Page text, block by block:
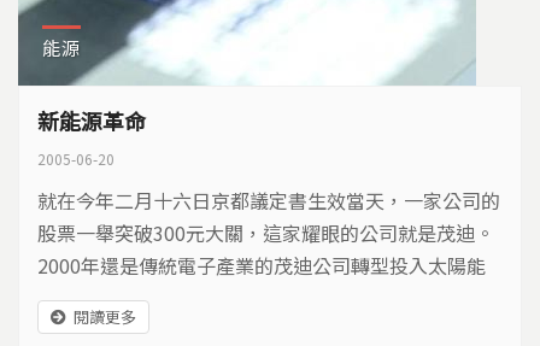
能源
新能源革命
2005-06-20
就在今年二月十六日京都議定書生效當天，一家公司的
股票一舉突破300元大關，這家耀眼的公司就是茂迪。
2000年還是傳統電子產業的茂迪公司轉型投入太陽能
光電的市場，在短短五年內，茂迪太陽能電池的生產線
不斷擴充，提升20倍以上，躍升為世界前十大太陽能電
閱讀更多